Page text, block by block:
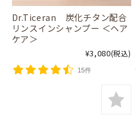
Dr.Ticeran 炭化チタン配合
リンスインシャンプー ＜ヘア
ケア＞
¥3,080(税込)
15件